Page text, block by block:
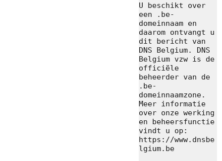
U beschikt over
een .be-
domeinnaam en
daarom ontvangt u
dit bericht van
DNS Belgium. DNS
Belgium vzw is de
officiële
beheerder van de
.be-
domeinnaamzone.
Meer informatie
over onze werking
en beheersfunctie
vindt u op:
https://www.dnsbe
lgium.be